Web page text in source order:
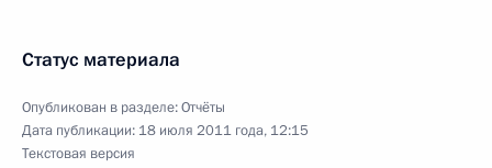
Статус материала
Опубликован в разделе:Отчёты
Дата публикации: 18 июля 2011 года, 12:15
Текстовая версия